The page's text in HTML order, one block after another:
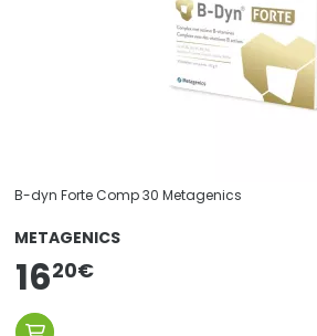
B-dyn Forte Comp 30 Metagenics
METAGENICS
1620€